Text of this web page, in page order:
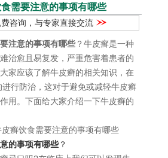
需要注意的事项有哪些
费咨询，与专家直接交流
注意的事项有哪些 ？牛皮癣是一种
治愈且易复发，严重危害着患者的
家应该了解牛皮癣的相关知识，在
进行防治，这对于避免或减轻牛皮癣
用。下面给大家介绍一下牛皮癣的
的事项有哪些？